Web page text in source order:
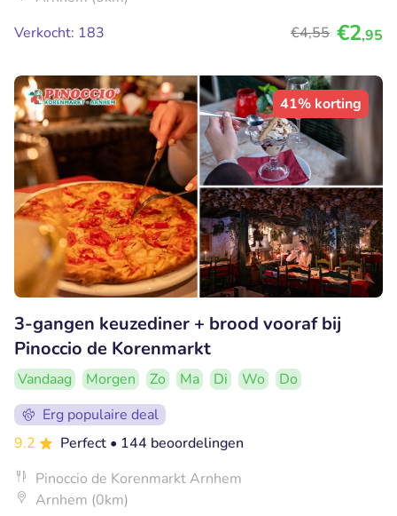
Verkocht: 183
€4,55 €2,95
41% korting
3-gangen keuzediner + brood vooraf bij
Pinoccio de Korenmarkt
Vandaag Morgen Zo Ma Di Wo
Do
Erg populaire deal
9.2
Perfect • 144 beoordelingen
Pinoccio de Korenmarkt Arnhem
Arnhem (0km)